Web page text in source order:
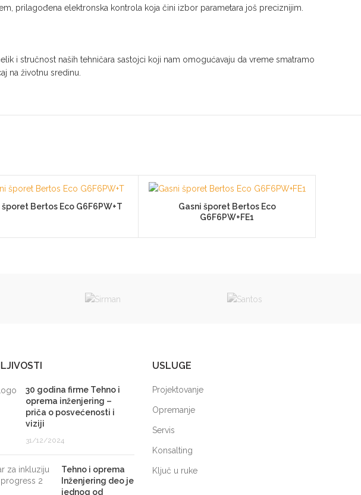
prilagođena elektronska kontrola koja čini izbor parametara još preciznijim.
i stručnost naših tehničara sastojci koji nam omogućavaju da vreme smatramo
na životnu sredinu.
šporet Bertos Eco G6F6PW+T
Gasni šporet Bertos Eco
G6F6PW+FE1
30 godina firme Tehno i
oprema inženjering –
priča o posvećenosti i
viziji
31/12/2024
Tehno i oprema
Inženjering deo je
jednog od
USLUGE
Projektovanje
Opremanje
Servis
Konsalting
Ključ u ruke